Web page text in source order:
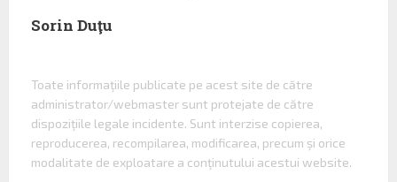
Sorin Duţu
Toate informaţiile publicate pe acest site de către
administrator/webmaster sunt protejate de către
dispoziţiile legale incidente. Sunt interzise copierea,
reproducerea, recompilarea, modificarea, precum şi orice
modalitate de exploatare a conţinutului acestui website.